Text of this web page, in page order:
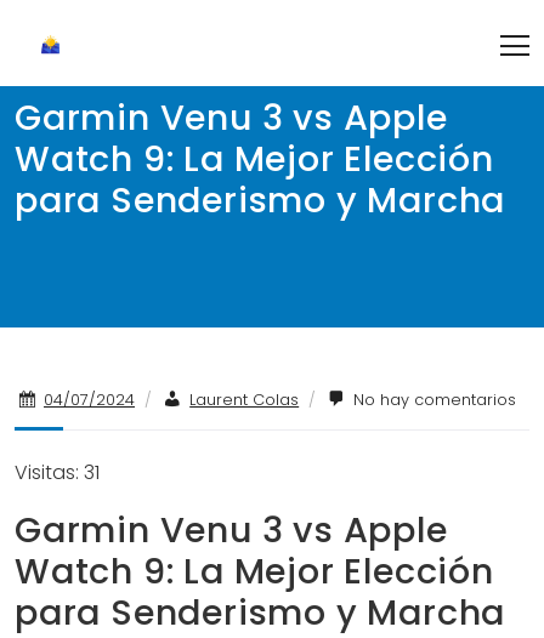
content
Garmin Venu 3 vs Apple
Watch 9: La Mejor Elección
para Senderismo y Marcha
04/07/2024 / Laurent Colas / No hay comentarios
Visitas: 31
Garmin Venu 3 vs Apple
Watch 9: La Mejor Elección
para Senderismo y Marcha